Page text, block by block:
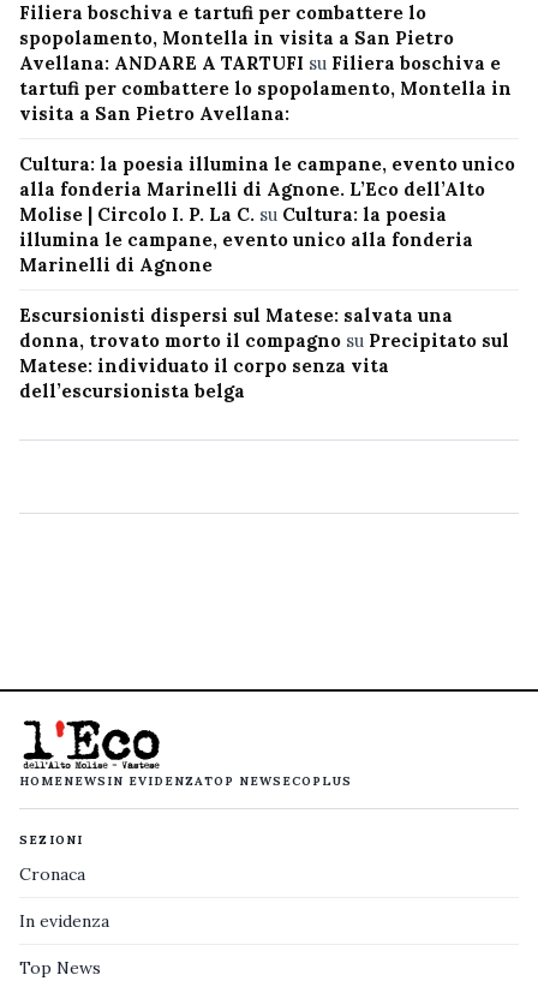
Filiera boschiva e tartufi per combattere lo
spopolamento, Montella in visita a San Pietro
Avellana: ANDARE A TARTUFI su Filiera boschiva e
tartufi per combattere lo spopolamento, Montella in
visita a San Pietro Avellana:
Cultura: la poesia illumina le campane, evento unico
alla fonderia Marinelli di Agnone. L’Eco dell’Alto
Molise | Circolo I. P. La C. su Cultura: la poesia
illumina le campane, evento unico alla fonderia
Marinelli di Agnone
Escursionisti dispersi sul Matese: salvata una
donna, trovato morto il compagno su Precipitato sul
Matese: individuato il corpo senza vita
dell’escursionista belga
HOMENEWS IN EVIDENZATOP NEWS ECOPLUS
SEZIONI
Cronaca
In evidenza
Top News